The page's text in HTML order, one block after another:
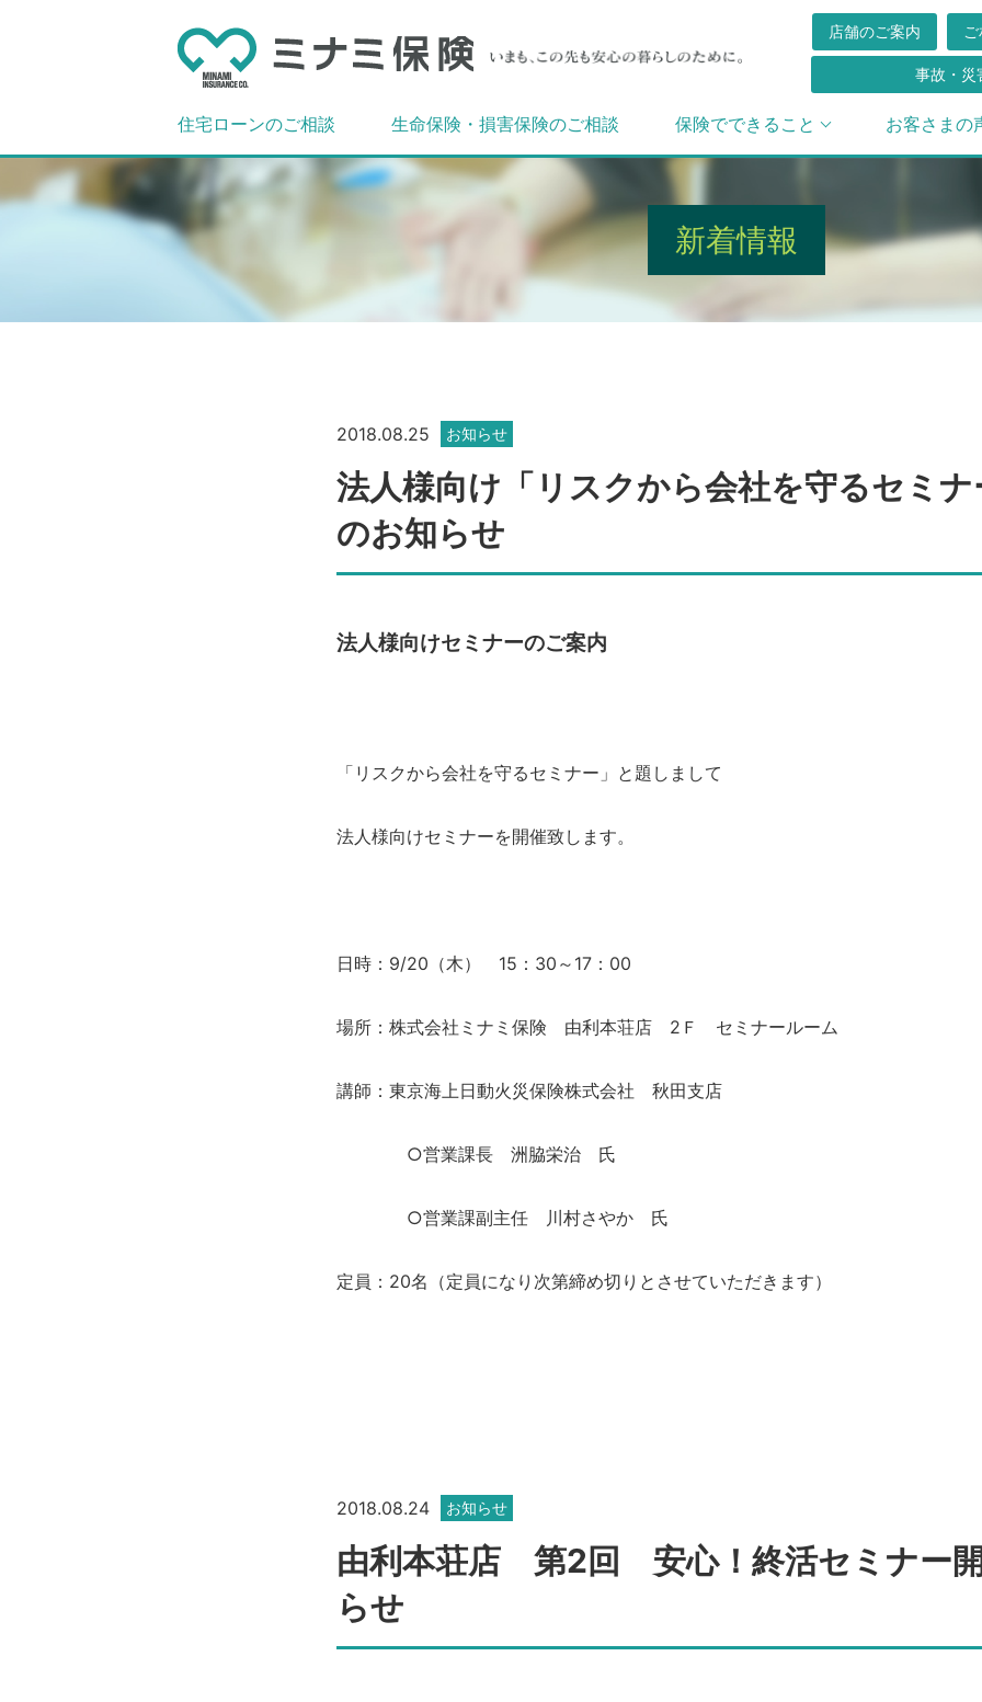
店舗のご案内
事故・災
住宅ローンのご相談 生命保険・損害保険のご相談 保険でできること お客さまの
新着情報
2018.08.25 お知らせ
法人様向け「リスクから会社を守るセミナ
のお知らせ
法人様向けセミナーのご案内
「リスクから会社を守るセミナー」と題しまして
法人様向けセミナーを開催致します。
日時：9/20（木） 15：30～17：00
場所：株式会社ミナミ保険 由利本荘店 2Ｆ セミナールーム
講師：東京海上日動火災保険株式会社 秋田支店
○営業課長 洲脇栄治 氏
○営業課副主任 川村さやか 氏
定員：20名（定員になり次第締め切りとさせていただきます）
2018.08.24 お知らせ
由利本荘店 第2回 安心！終活セミナー
らせ